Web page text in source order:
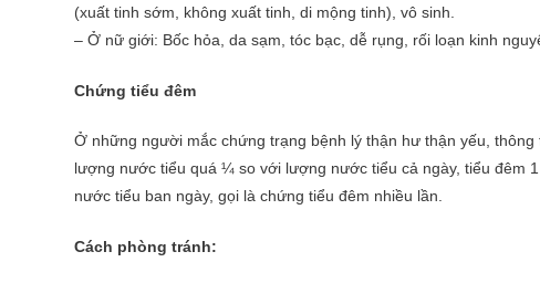
(xuất tinh sớm, không xuất tinh, di mộng tinh), vô sinh.
– Ở nữ giới: Bốc hỏa, da sạm, tóc bạc, dễ rụng, rối loạn kinh
Chứng tiểu đêm
Ở những người mắc chứng trạng bệnh lý thận hư thận yếu,
lượng nước tiểu quá ¼ so với lượng nước tiểu cả ngày, tiểu đêm
nước tiểu ban ngày, gọi là chứng tiểu đêm nhiều lần.
Cách phòng tránh: